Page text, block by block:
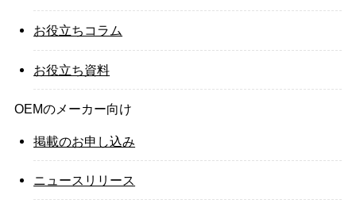
お役立ちコラム
お役立ち資料
OEMのメーカー向け
掲載のお申し込み
ニュースリリース